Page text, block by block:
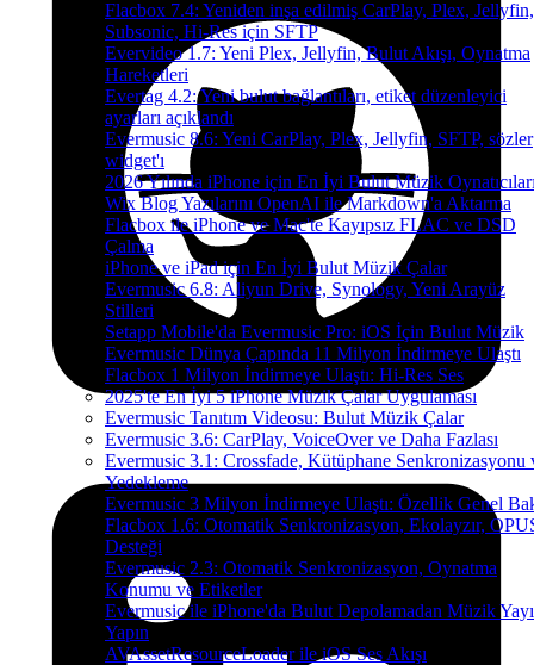
Flacbox 7.4: Yeniden inşa edilmiş CarPlay, Plex, Jellyfin,
Subsonic, Hi-Res için SFTP
Evervideo 1.7: Yeni Plex, Jellyfin, Bulut Akışı, Oynatma
Hareketleri
Evertag 4.2: Yeni bulut bağlantıları, etiket düzenleyici
ayarları açıklandı
Evermusic 8.6: Yeni CarPlay, Plex, Jellyfin, SFTP, sözler
widget'ı
2026 Yılında iPhone için En İyi Bulut Müzik
Wix Blog Yazılarını OpenAI ile Markdown'a Aktarma
Flacbox ile iPhone ve Mac'te Kayıpsız FLAC ve DSD
Çalma
iPhone ve iPad için En İyi Bulut Müzik Çalar
Evermusic 6.8: Aliyun Drive, Synology, Yeni Arayüz
Stilleri
Setapp Mobile'da Evermusic Pro: iOS İçin Bulut Müzik
Evermusic Dünya Çapında 11 Milyon İndirmeye Ulaştı
Flacbox 1 Milyon İndirmeye Ulaştı: Hi-Res Ses
2025'te En İyi 5 iPhone Müzik Çalar Uygulaması
Evermusic Tanıtım Videosu: Bulut Müzik Çalar
Evermusic 3.6: CarPlay, VoiceOver ve Daha Fazlası
Evermusic 3.1: Crossfade, Kütüphane Senkronizasyonu
Yedekleme
Evermusic 3 Milyon İndirmeye Ulaştı: Özellik Genel
Flacbox 1.6: Otomatik Senkronizasyon, Ekolayzır,
Desteği
Evermusic 2.3: Otomatik Senkronizasyon, Oynatma
Konumu ve Etiketler
Evermusic ile iPhone'da Bulut Depolamadan Müzik
Yapın
AVAssetResourceLoader ile iOS Ses Akışı